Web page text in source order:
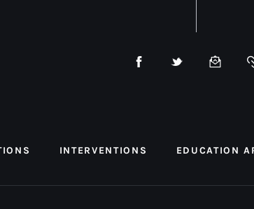
INTERVENTIONS EDUCATION